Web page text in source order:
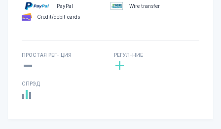
PayPal
Wire transfer
Credit/debit cards
ПРОСТАЯ РЕГ- ЦИЯ
- РЕГУЛ-НИЕ
+
СПРЭД